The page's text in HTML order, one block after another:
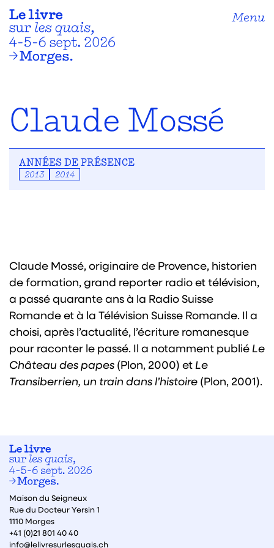
Menu
Claude Mossé
ANNÉES DE PRÉSENCE
2013 2014
Claude Mossé, originaire de Provence, historien
de formation, grand reporter radio et télévision,
a passé quarante ans à la Radio Suisse
Romande et à la Télévision Suisse Romande. Il a
choisi, après l’actualité, l’écriture romanesque
pour raconter le passé. Il a notamment publiéLe
Château des papes (Plon, 2000) etLe
Transiberrien, un train dans l’histoire (Plon, 2001).
Maison du Seigneux
Rue du Docteur Yersin 1
1110 Morges
+41 (0)21 801 40 40
info@lelivresurlesquais.ch